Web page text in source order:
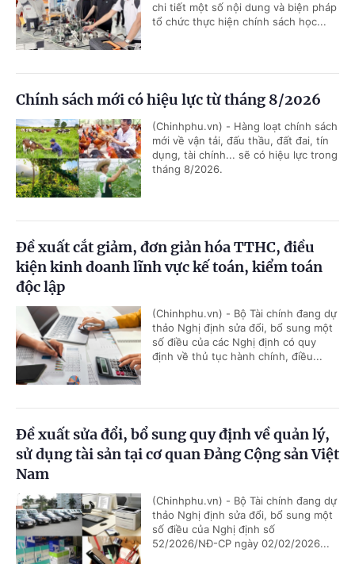
chi tiết một số nội dung và biện pháp
tổ chức thực hiện chính sách học...
Chính sách mới có hiệu lực từ tháng 8/2026
(Chinhphu.vn) - Hàng loạt chính sách
mới về vận tải, đấu thầu, đất đai, tín
dụng, tài chính... sẽ có hiệu lực trong
tháng 8/2026.
Đề xuất cắt giảm, đơn giản hóa TTHC, điều
kiện kinh doanh lĩnh vực kế toán, kiểm toán
độc lập
(Chinhphu.vn) - Bộ Tài chính đang dự
thảo Nghị định sửa đổi, bổ sung một
số điều của các Nghị định có quy
định về thủ tục hành chính, điều...
Đề xuất sửa đổi, bổ sung quy định về quản lý,
sử dụng tài sản tại cơ quan Đảng Cộng sản Việt
Nam
(Chinhphu.vn) - Bộ Tài chính đang dự
thảo Nghị định sửa đổi, bổ sung một
số điều của Nghị định số
52/2026/NĐ-CP ngày 02/02/2026...